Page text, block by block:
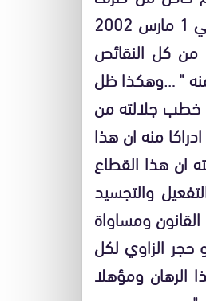
جلالته وذلك ما عبر عنه في خطابه السامي امام المجلس الأعلى للقضاء في 1 مارس 2002
من كل النقائص
" …وهكذا ظل
خطب جلالته من
منه ان هذا
ان هذا القطاع
والتجسيد
ومساواة
حجر الزاوي لكل
الرهان ومؤهلا